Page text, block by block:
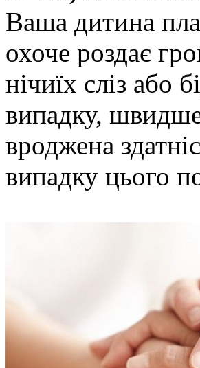
Ваша дитина
охоче роздає
нічиїх сліз
випадку,
вроджена
випадку цього